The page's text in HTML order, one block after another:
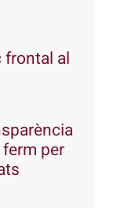
frontal al
per